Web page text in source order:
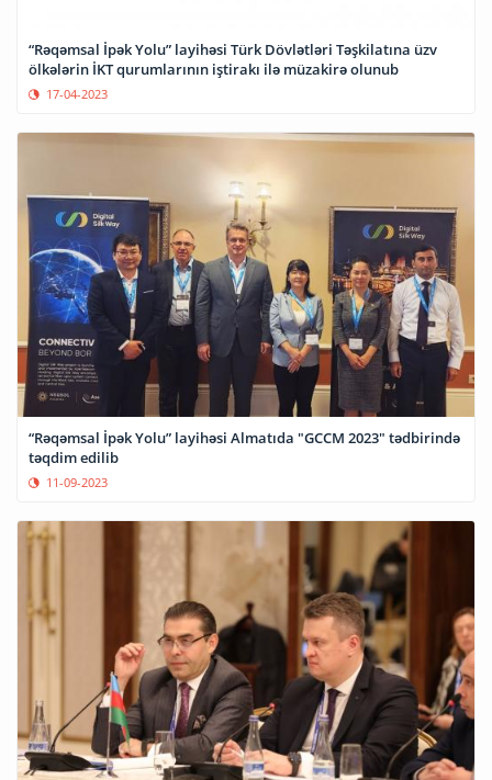
“Rəqəmsal İpək Yolu” layihəsi Türk Dövlətləri Təşkilatına üzv
ölkələrin İKT qurumlarının iştirakı ilə müzakirə olunub
17-04-2023
“Rəqəmsal İpək Yolu” layihəsi Almatıda "GCCM 2023" tədbirində
təqdim edilib
11-09-2023